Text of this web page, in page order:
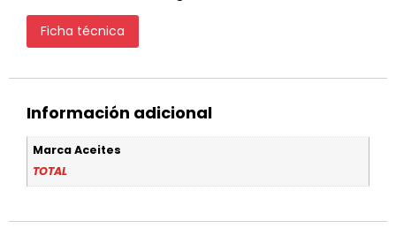
Ficha técnica
Información adicional
Marca Aceites
TOTAL